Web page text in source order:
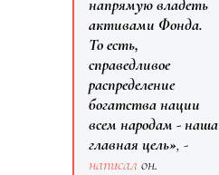
напрямую владеть
активами Фонда.
То есть,
справедливое
распределение
богатства нации
всем народам - наша
главная цель», -
написалон.